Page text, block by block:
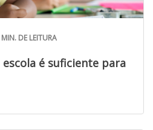
DE LEITURA
é suficiente para